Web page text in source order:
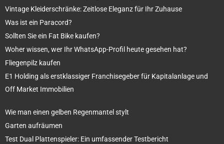
Vintage Kleiderschränke: Zeitlose Eleganz für Ihr Zuhause
Was ist ein Paracord?
Sollten Sie ein Fat Bike kaufen?
Woher wissen, wer Ihr WhatsApp-Profil heute gesehen hat?
Fliegenpilz kaufen
E1 Holding als erstklassiger Franchisegeber für Kapitalanlage und
Off Market Immobilien
Wie man einen gelben Regenmantel stylt
Garten aufräumen
Test Dual Plattenspieler: Ein umfassender Testbericht